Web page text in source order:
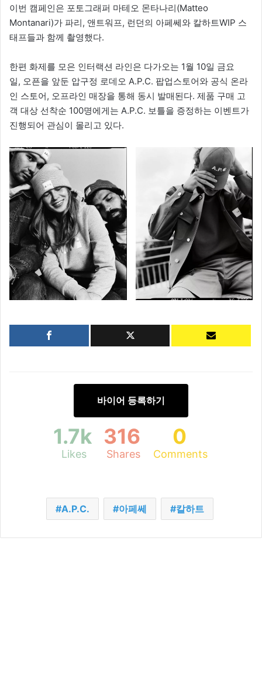
이번 캠페인은 포토그래퍼 마테오 몬타나리(Matteo
Montanari)가 파리, 앤트워프, 런던의 아페쎄와 칼하트WIP 스
태프들과 함께 촬영했다.
한편 화제를 모은 인터랙션 라인은 다가오는 1월 10일 금요
일, 오픈을 앞둔 압구정 로데오 A.P.C. 팝업스토어와 공식 온라
인 스토어, 오프라인 매장을 통해 동시 발매된다. 제품 구매 고
객 대상 선착순 100명에게는 A.P.C. 보틀을 증정하는 이벤트가
진행되어 관심이 몰리고 있다.
바이어 등록하기
1.7k
Likes
316
Shares
0
Comments
A.P.C. 아페쎄 칼하트